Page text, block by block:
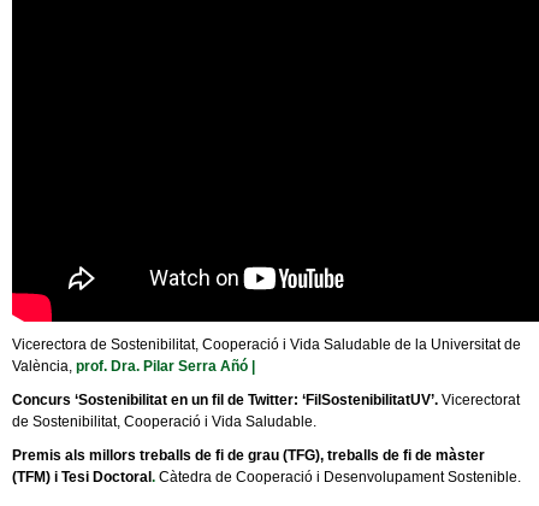
Vicerectora de Sostenibilitat, Cooperació i Vida Saludable de la Universitat de
València,prof. Dra. Pilar Serra Añó |
Concurs ‘Sostenibilitat en un fil de Twitter: ‘FilSostenibilitatUV’. Vicerectorat
de Sostenibilitat, Cooperació i Vida Saludable.
Premis als millors treballs de fi de grau (TFG), treballs de fi de màster
(TFM) i Tesi Doctoral.Càtedra de Cooperació i Desenvolupament Sostenible.